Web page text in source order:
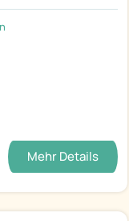
Mehr Details